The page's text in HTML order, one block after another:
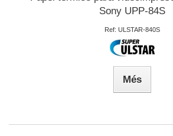
Sony UPP-84S
Ref: ULSTAR-840S
Més